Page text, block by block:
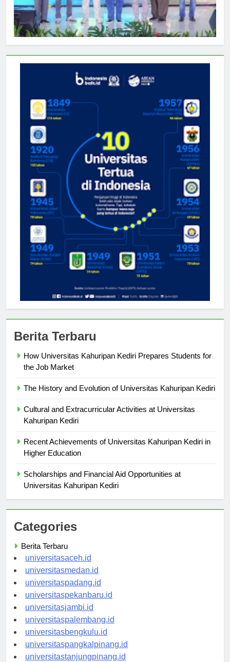
Berita Terbaru
How Universitas Kahuripan Kediri Prepares Students for
the Job Market
The History and Evolution of Universitas Kahuripan Kediri
Cultural and Extracurricular Activities at Universitas
Kahuripan Kediri
Recent Achievements of Universitas Kahuripan Kediri in
Higher Education
Scholarships and Financial Aid Opportunities at
Universitas Kahuripan Kediri
Categories
Berita Terbaru
universitasaceh.id
universitasmedan.id
universitaspadang.id
universitaspekanbaru.id
universitasjambi.id
universitaspalembang.id
universitasbengkulu.id
universitaspangkalpinang.id
universitastanjungpinang.id